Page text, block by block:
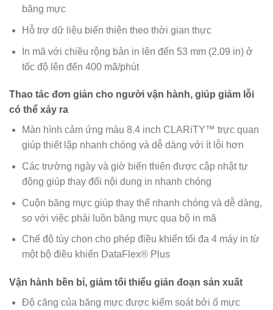
băng mực
Hỗ trợ dữ liệu biến thiên theo thời gian thực
In mã với chiều rộng bản in lên đến 53 mm (2.09 in) ở
tốc độ lên đến 400 mã/phút
Thao tác đơn giản cho người vận hành, giúp giảm lỗi
có thể xảy ra
Màn hình cảm ứng màu 8.4 inch CLARiTY™ trực quan
giúp thiết lập nhanh chóng và dễ dàng với ít lỗi hơn
Các trường ngày và giờ biến thiên được cập nhật tự
động giúp thay đổi nội dung in nhanh chóng
Cuộn băng mực giúp thay thế nhanh chóng và dễ dàng,
so với việc phải luồn băng mực qua bộ in mã
Chế độ tùy chọn cho phép điều khiển tối đa 4 máy in từ
một bộ điều khiển DataFlex® Plus
Vận hành bền bỉ, giảm tối thiểu gián đoạn sản xuất
Độ căng của băng mực được kiểm soát bởi ổ mực